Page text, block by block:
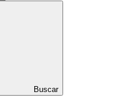
Buscar